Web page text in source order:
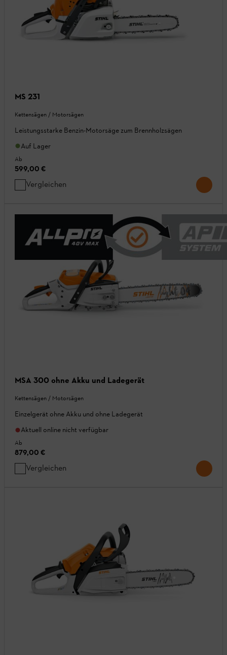
MS 231
Kettensägen / Motorsägen
Leistungsstarke Benzin-Motorsäge zum Brennholzsägen
Auf Lager
Ab
599,00 €
Vergleichen
MSA 300 ohne Akku und Ladegerät
Kettensägen / Motorsägen
Einzelgerät ohne Akku und ohne Ladegerät
Aktuell online nicht verfügbar
Ab
879,00 €
Vergleichen